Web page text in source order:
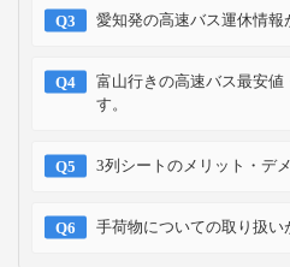
愛知発の高速バス運休情報
富山行きの高速バス最安
す。
3列シートのメリット・デ
手荷物についての取り扱い